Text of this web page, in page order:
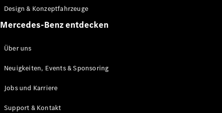
Magazin
Exploring
Design & Konzeptfahrzeuge
Mercedes-Benz entdecken
Über uns
Neuigkeiten, Events & Sponsoring
Jobs und Karriere
Support & Kontakt